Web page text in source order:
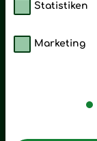
Statistiken
Marketing